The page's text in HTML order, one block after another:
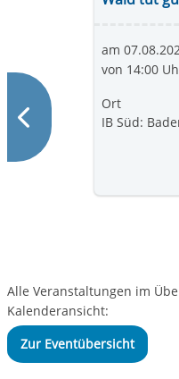
am
von 14:00
Ort
IB Süd:
Zurück
Alle Veranstaltungen im
Kalenderansicht:
Zur Eventübersicht